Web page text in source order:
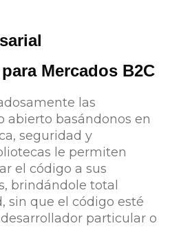
Mercados B2C
las
abierto basándonos en
seguridad y
le permiten
el código a sus
brindándole total
sin que el código esté
particular o